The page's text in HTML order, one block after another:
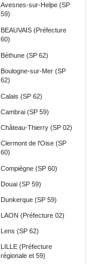
Avesnes-sur-Helpe (SP
59)
BEAUVAIS (Préfecture
60)
Béthune (SP 62)
Boulogne-sur-Mer (SP
62)
Calais (SP 62)
Cambrai (SP 59)
Château-Thierry (SP 02)
Clermont de l'Oise (SP
60)
Compiègne (SP 60)
Douai (SP 59)
Dunkerque (SP 59)
LAON (Préfecture 02)
Lens (SP 62)
LILLE (Préfecture
régionale et 59)